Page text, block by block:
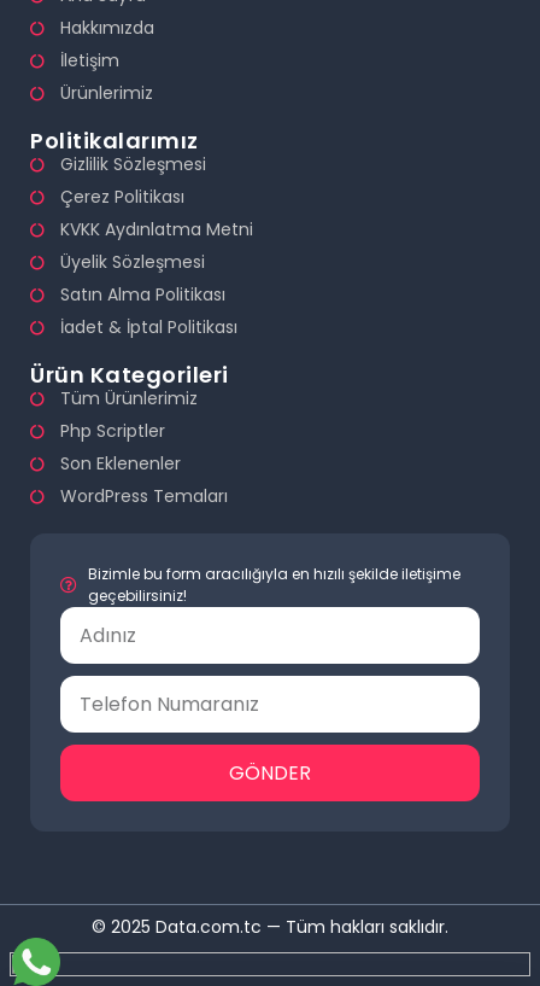
Hakkımızda
İletişim
Ürünlerimiz
Politikalarımız
Gizlilik Sözleşmesi
Çerez Politikası
KVKK Aydınlatma Metni
Üyelik Sözleşmesi
Satın Alma Politikası
İadet & İptal Politikası
Ürün Kategorileri
Tüm Ürünlerimiz
Php Scriptler
Son Eklenenler
WordPress Temaları
Bizimle bu form aracılığıyla en hızılı şekilde iletişime
geçebilirsiniz!
GÖNDER
© 2025 Data.com.tc — Tüm hakları saklıdır.